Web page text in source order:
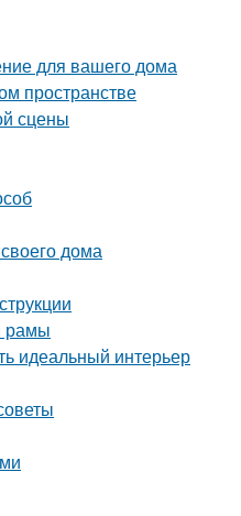
для вашего дома
пространстве
сцены
дома
рамы
идеальный интерьер